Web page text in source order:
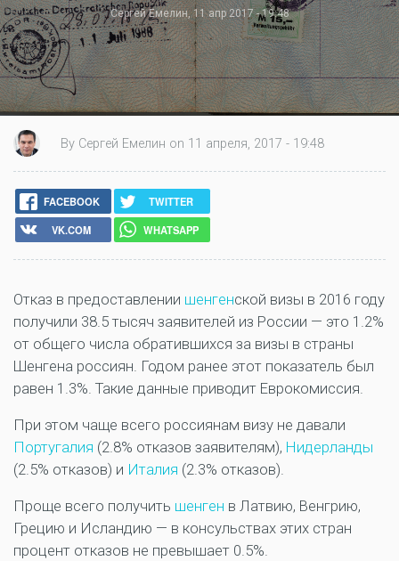
Сергей Емелин, 11 апр 2017 - 19:48
By Сергей Емелин on 11 апреля, 2017 - 19:48
FACEBOOK
TWITTER
VK.COM
WHATSAPP
Отказ в предоставлении шенгенской визы в 2016 году
получили 38.5 тысяч заявителей из России — это 1.2%
от общего числа обратившихся за визы в страны
Шенгена россиян. Годом ранее этот показатель был
равен 1.3%. Такие данные приводит Еврокомиссия.
При этом чаще всего россиянам визу не давали
Португалия (2.8% отказов заявителям), Нидерланды
(2.5% отказов) и Италия (2.3% отказов).
Проще всего получить шенген в Латвию, Венгрию,
Грецию и Исландию — в консульствах этих стран
процент отказов не превышает 0.5%.